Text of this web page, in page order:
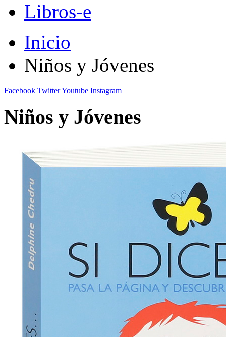
Libros-e
Inicio
Niños y Jóvenes
Facebook TwitterYoutube Instagram
Niños y Jóvenes